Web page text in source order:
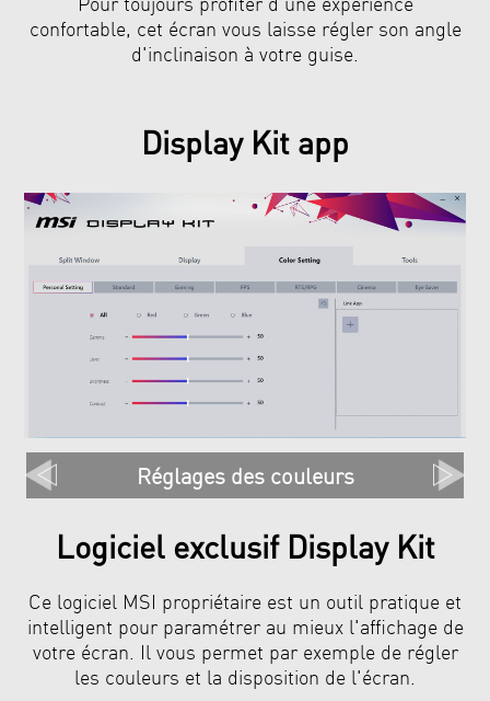
confortable, cet écran vous laisse régler son angle
d'inclinaison à votre guise.
Display Kit app
Fenêtre côte à côte
Logiciel exclusif Display Kit
Ce logiciel MSI propriétaire est un outil pratique et
intelligent pour paramétrer au mieux l'affichage de
votre écran. Il vous permet par exemple de régler
les couleurs et la disposition de l'écran.